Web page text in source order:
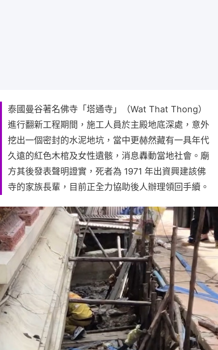
泰國曼谷著名佛寺「塔通寺」（Wat That Thong）
進行翻新工程期間，施工人員於主殿地底深處，意外
挖出一個密封的水泥地坑，當中更赫然藏有一具年代
久遠的紅色木棺及女性遺骸，消息轟動當地社會。廟
方其後發表聲明證實，死者為 1971 年出資興建該佛
寺的家族長輩，目前正全力協助後人辦理領回手續。